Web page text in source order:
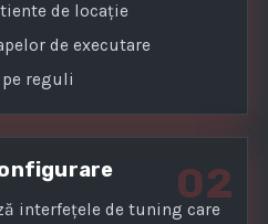
de locație
de executare
reguli
02
interfețele de tuning care